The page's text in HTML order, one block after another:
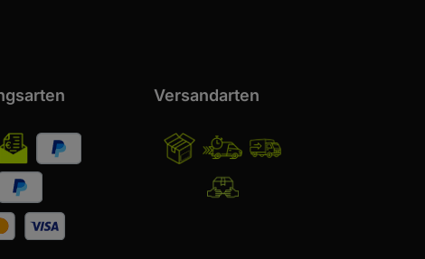
Versandarten